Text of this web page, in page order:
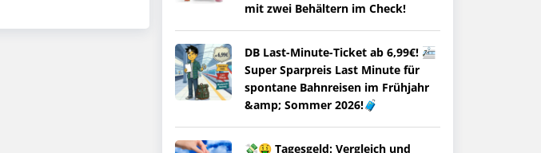
mit zwei Behältern im Check!
DB Last-Minute-Ticket ab 6,99€! 🚈
Super Sparpreis Last Minute für
spontane Bahnreisen im Frühjahr
&amp; Sommer 2026!🧳
💸🤑 Tagesgeld: Vergleich und